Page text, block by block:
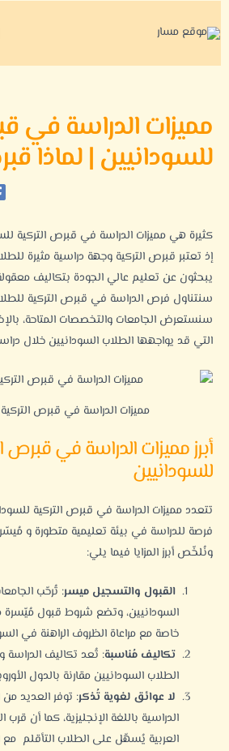
إلى
مميزات الدراسة في
للسودانيين | لماذا
كثيرة هي مميزات الدراسة في قبرص التركية
إذ تعتبر قبرص التركية وجهة دراسية مثيرة
يبحثون عن تعليم عالي الجودة بتكاليف
سنتناول فرص الدراسة في قبرص التركية
سنستعرض الجامعات والتخصصات المتاحة،
التي قد يواجهها الطلاب السودانيين خلال
مميزات الدراسة في قبرص
أبرز مميزات الدراسة في قبرص
للسودانيين
تتعدد مميزات الدراسة في قبرص التركية
فرصة للدراسة في بيئة تعليمية متطورة و
ونُلخّص أبرز المزايا فيما يلي:
القبول والتسجيل ميسر: تُرحّب
السودانيين، وتضع شروط قبول مُيّسرة
خاصة مع مراعاة الظروف الراهنة في
تكاليف مُناسبة: تُعد تكاليف
الطلاب السودانيين مقارنة بالدول
لا عوائق لغوية تُذكر: توفر العديد من
الدراسية باللغة الإنجليزية، كما أن قرب
العربية يُسهّل على الطلاب التأقلم مع